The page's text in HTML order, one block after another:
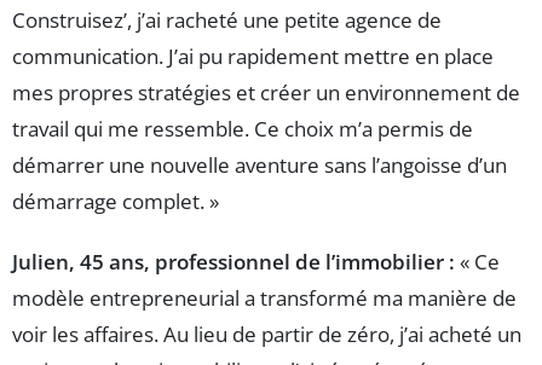
Construisez’, j’ai racheté une petite agence de
communication. J’ai pu rapidement mettre en place
mes propres stratégies et créer un environnement de
travail qui me ressemble. Ce choix m’a permis de
démarrer une nouvelle aventure sans l’angoisse d’un
démarrage complet. »
Julien, 45 ans, professionnel de l’immobilier : « Ce
modèle entrepreneurial a transformé ma manière de
voir les affaires. Au lieu de partir de zéro, j’ai acheté un